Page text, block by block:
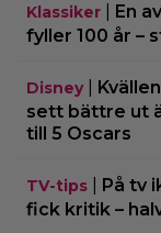
Klassiker
En
fyller 100 år –
Disney|
sett bättre ut
till 5 Oscars
TV-tips
På tv
fick kritik –